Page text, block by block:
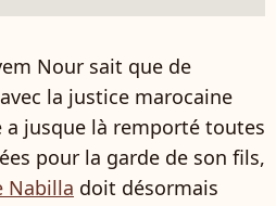
Nour sait que de
la justice marocaine
a jusque là remporté toutes
pour la garde de son fils,
Nabilla doit désormais